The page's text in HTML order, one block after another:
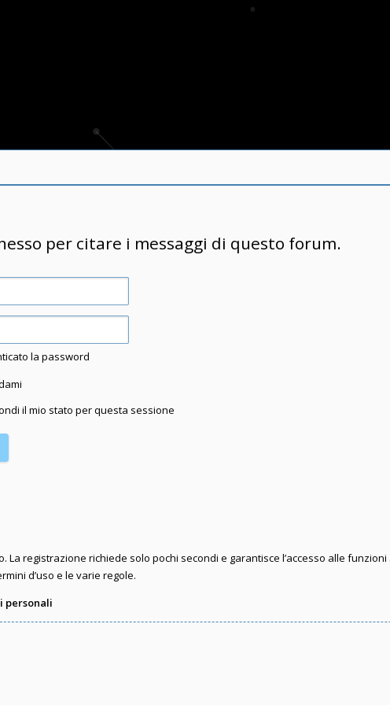
per citare i messaggi di questo forum.
la password
il mio stato per questa sessione
La registrazione richiede solo pochi secondi e garantisce l’accesso alle
d’uso e le varie regole.
personali